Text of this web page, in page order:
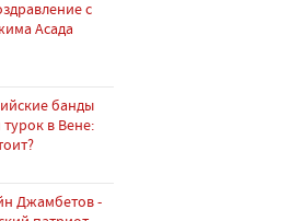
с
Асада
банды
в Вене:
Джамбетов -